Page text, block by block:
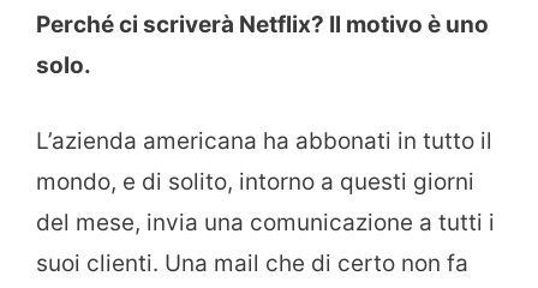
Perché ci scriverà Netflix? Il motivo è uno
solo.
L’azienda americana ha abbonati in tutto il
mondo, e di solito, intorno a questi giorni
del mese, invia una comunicazione a tutti i
suoi clienti. Una mail che di certo non fa